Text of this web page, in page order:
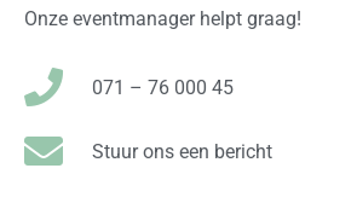
Onze eventmanager helpt graag!
071 – 76 000 45
Stuur ons een bericht